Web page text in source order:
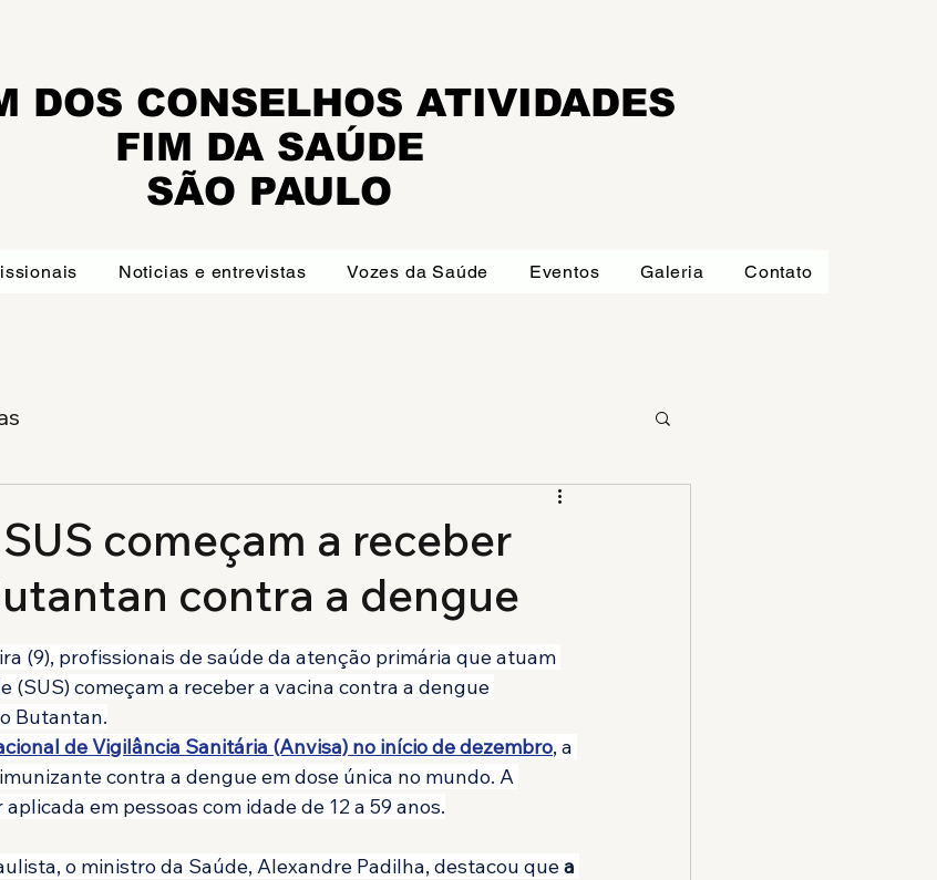
DOS CONSELHOS ATIVIDADES
FIM DA SAÚDE
SÃO PAULO
Noticias e entrevistas Vozes da Saúde Eventos Galeria Contato
começam a receber
contra a dengue
(9), profissionais de saúde da atenção primária que atuam
(SUS) começam a receber a vacina contra a dengue
Butantan.
de Vigilância Sanitária (Anvisa) no início de dezembro, a
contra a dengue em dose única no mundo. A
em pessoas com idade de 12 a 59 anos.
o ministro da Saúde, Alexandre Padilha, destacou que a